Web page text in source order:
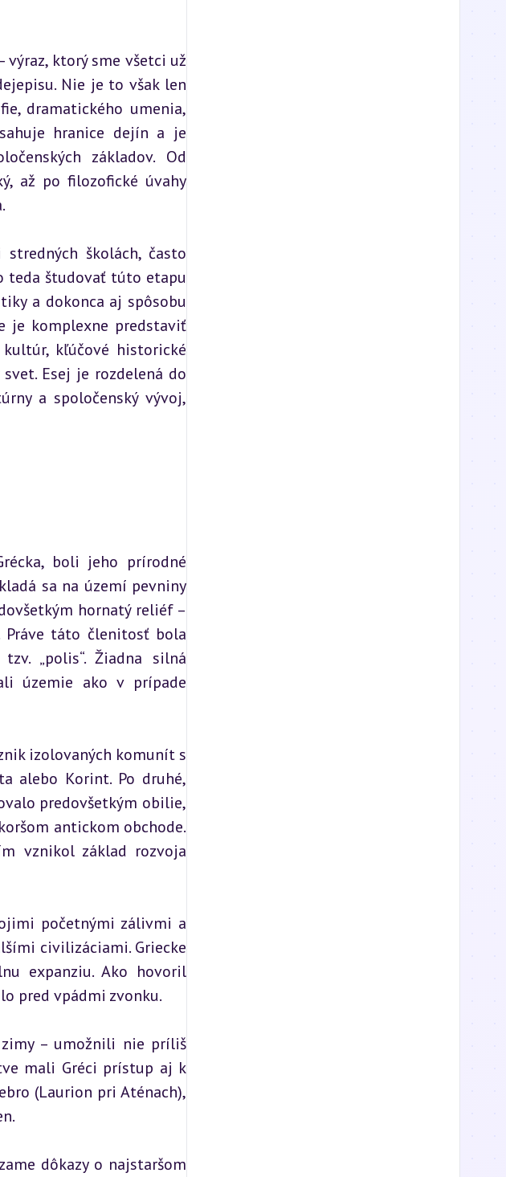
výraz, ktorý sme všetci už
Nie je to však len
dramatického umenia,
hranice dejín a je
základov. Od
až po filozofické úvahy
školách, často
teda študovať túto etapu
a dokonca aj spôsobu
je komplexne predstaviť
kľúčové historické
Esej je rozdelená do
a spoločenský vývoj,
boli jeho prírodné
sa na území pevniny
hornatý reliéf –
táto členitosť bola
„polis“. Žiadna silná
územie ako v prípade
izolovaných komunít s
alebo Korint. Po druhé,
predovšetkým obilie,
antickom obchode.
vznikol základ rozvoja
početnými zálivmi a
civilizáciami. Griecke
expanziu. Ako hovoril
pred vpádmi zvonku.
– umožnili nie príliš
mali Gréci prístup aj k
(Laurion pri Aténach),
dôkazy o najstaršom